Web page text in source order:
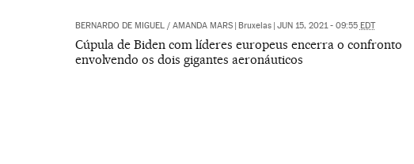
BERNARDO DE MIGUEL/ AMANDA MARS | Bruxelas | JUN 15, 2021 - 09:55 EDT
Cúpula de Biden com líderes europeus encerra o confronto
envolvendo os dois gigantes aeronáuticos